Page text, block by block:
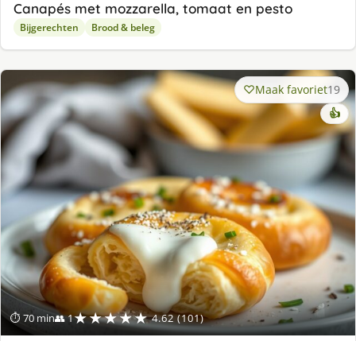
Canapés met mozzarella, tomaat en pesto
Bijgerechten Brood & beleg
⏱ 70 min👥 1★★★★★ 4.62 (101)
Maak favoriet19
👍